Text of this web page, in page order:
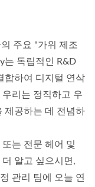
주요 "가위 제조
는 독립적인 R&D
합하여 디지털 연삭
리는 정직하고 우
제공하는 데 전념하
는 전문 헤어 및
알고 싶으시면,
관리 팀에 오늘 연